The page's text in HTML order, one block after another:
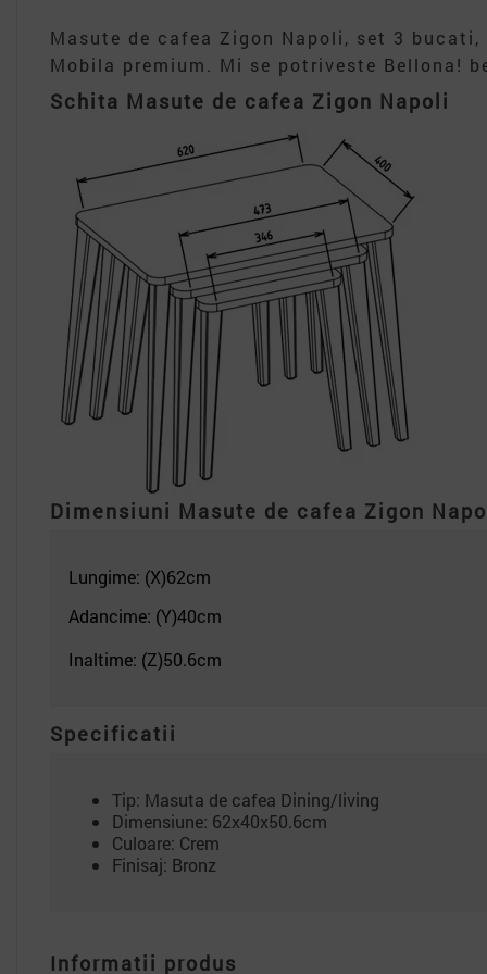
Masute de cafea Zigon Napoli, set 3
Mobila premium. Mi se potriveste Bellona!
Schita Masute de cafea Zigon Napoli
Dimensiuni Masute de cafea Zigon
Lungime: (X)62cm
Adancime: (Y)40cm
Inaltime: (Z)50.6cm
Specificatii
Tip: Masuta de cafea Dining/living
Dimensiune: 62x40x50.6cm
Culoare: Crem
Finisaj: Bronz
Informatii produs